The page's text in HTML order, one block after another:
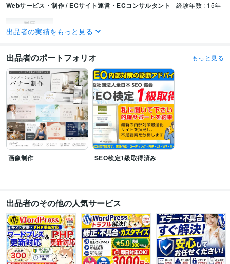
Webサービス・制作 / ECサイト運営・ECコンサルタント 経験年数 : 15年
職歴
個人 EC運営 制作会社下請け
WEBコンテンツ制作会社 2014年12月 ~ 2017年12月
ホームページ制作会社 2009年12月 ~ 2014年12月
資格・検定
SEO検定1級 取得年 : 2022年
プログラミング言語・フレームワーク
CSS:15年HTML:15年JavaScript:15年 PHP:10年CakePHP:10年
Laravel:5年MySQL:5年PostgreSQL:5年
ビジネス・クリエイティブツール
Adobe Photoshop:15年 Adobe Illustrator:10年Dreamweaver:15年
WordPress:15年EC-CUBE:5年futureshop:3年Makeshop:3年
得意分野
Web制作・HP作成・EC構築 Webデザイン、コーディング
Oアドバイス Wordpress各種対応
集客・マーケティング相談 SEO対策、SEOアドバイス
語学力
英語 日常会話レベル
出品者の実績をもっと見る
出品者のポートフォリオ もっと見る
画像制作 SEO検定1級取得済み
出品者のその他の人気サービス